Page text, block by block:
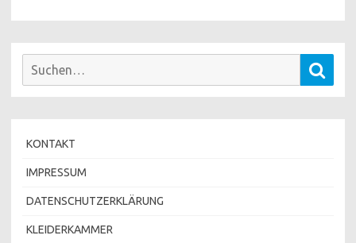
Suchen
KONTAKT
IMPRESSUM
DATENSCHUTZERKLÄRUNG
KLEIDERKAMMER